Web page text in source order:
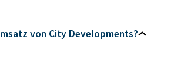
von City Developments?